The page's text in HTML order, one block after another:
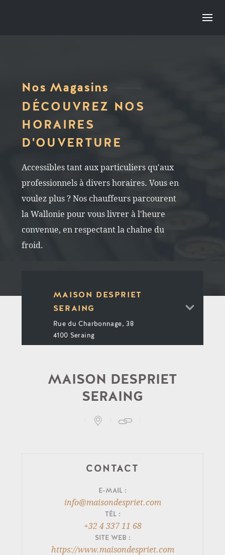
Nos Magasins
DÉCOUVREZ NOS
HORAIRES
D'OUVERTURE
Accessibles tant aux particuliers qu'aux
professionnels à divers horaires. Vous en
voulez plus ? Nos chauffeurs parcourent
la Wallonie pour vous livrer à l'heure
convenue, en respectant la chaîne du
froid.
MAISON DESPRIET
SERAING
CONTACT
E-MAIL
info@maisondespriet.com
TÉL
+32 4 337 11 68
SITE WEB
https://www.maisondespriet.com
MAISON DESPRIET
SERAING
Rue du Charbonnage, 38
4100 Seraing
Rue du Tilleul 251B
4520 Moha
MAISON DESPRIET
5377 Baillonville
MAISON DESPRIET
LIBRAMONT
Rue de Neufchâteau 48 A
6800 Libramont-Chevigny